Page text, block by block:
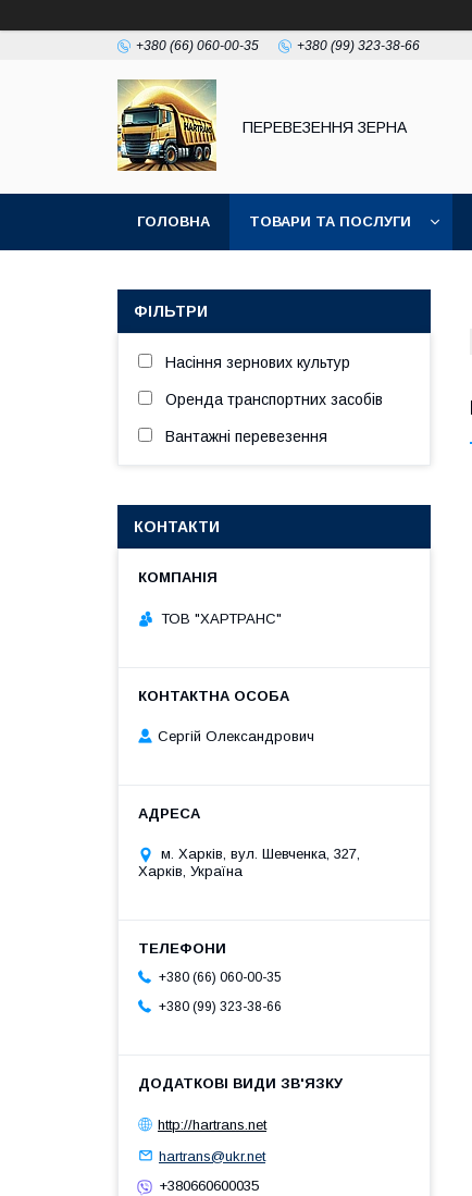
+380 (66) 060-00-35 +380 (99) 323-38-66
ПЕРЕВЕЗЕННЯ ЗЕРНА
ГОЛОВНА ТОВАРИ ТА ПОСЛУГИ
ФІЛЬТРИ
Насіння зернових культур
Оренда транспортних засобів
Вантажні перевезення
КОНТАКТИ
ТОВ "ХАРТРАНС"
Сергій Олександрович
м. Харків, вул. Шевченка, 327,
Харків, Україна
+380 (66) 060-00-35
+380 (99) 323-38-66
http://hartrans.net
hartrans@ukr.net
+380660600035